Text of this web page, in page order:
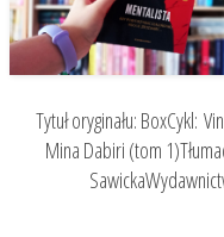
Tytuł oryginału: BoxCykl:
Mina Dabiri (tom